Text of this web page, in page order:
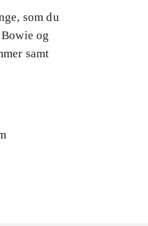
som du
og
samt